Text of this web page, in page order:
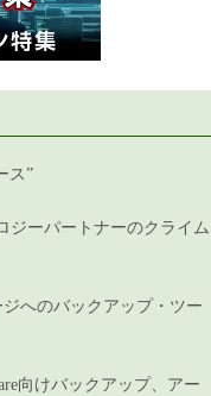
ス”
ジーパートナーのクライム
へのバックアップ・ツー
向けバックアップ、アー